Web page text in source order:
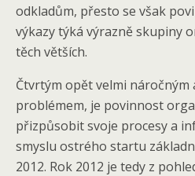
odkladům, přesto se však
výkazy týká výrazně skupiny
těch větších.
Čtvrtým opět velmi náročným
problémem, je povinnost
přizpůsobit svoje procesy a
smyslu ostrého startu
2012. Rok 2012 je tedy z